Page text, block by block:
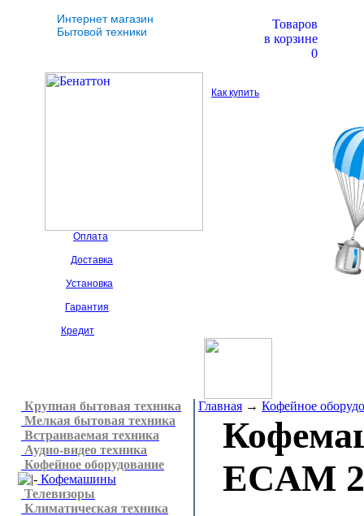
Интернет магазин
Бытовой техники
Товаров
в корзине
0
Как купить
Оплата
Доставка
Установка
Гарантия
Кредит
Крупная бытовая техника
Мелкая бытовая техника
Встраиваемая техника
Аудио-видео техника
Кофейное оборудование
Кофемашины
Телевизоры
Климатическая техника
Главная → Кофейное
ECAM